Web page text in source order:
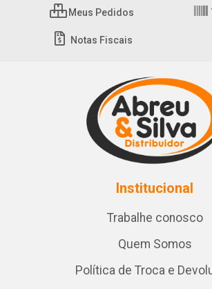
Meus Pedidos
Notas Fiscais
Institucional
Trabalhe conosco
Quem Somos
Política de Troca e